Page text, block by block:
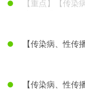
【重点】【传染
【传染病、性传
【传染病、性传